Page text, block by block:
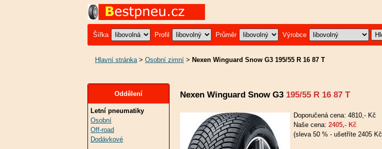
Šířka Profil Průměr Výrobce
Hlavní stránka> Osobní zimní > Nexen Winguard Snow G3 195/55 R 16 87 T
Oddělení
Letní pneumatiky
Osobní
Off-road
Dodávkové
Nexen Winguard Snow G3 195/55 R 16 87 T
Doporučená cena: 4810,- Kč
Naše cena: 2405,- Kč
(sleva 50 % - ušetříte 2405